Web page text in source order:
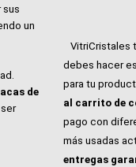
sus
un
de
VitriCristales
debes hacer
para tu
al carrito de
pago con
más usadas
entregas